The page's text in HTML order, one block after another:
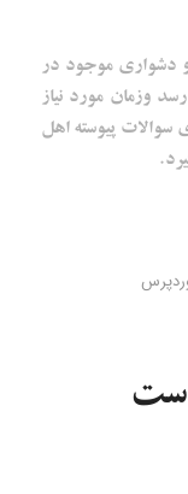
دشواری موجود در
وزمان مورد نیاز
پیوسته اهل